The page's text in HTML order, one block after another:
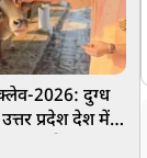
2026: दुग्ध
प्रदेश देश में